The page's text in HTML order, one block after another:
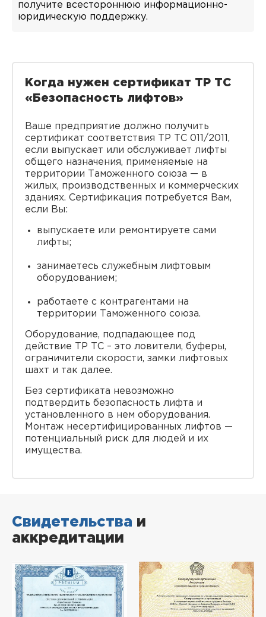
получите всестороннюю информационно-
юридическую поддержку.
Когда нужен сертификат ТР ТС
«Безопасность лифтов»
Ваше предприятие должно получить
сертификат соответствия ТР ТС 011/2011,
если выпускает или обслуживает лифты
общего назначения, применяемые на
территории Таможенного союза — в
жилых, производственных и коммерческих
зданиях. Сертификация потребуется Вам,
если Вы:
выпускаете или ремонтируете сами
лифты;
занимаетесь служебным лифтовым
оборудованием;
работаете с контрагентами на
территории Таможенного союза.
Оборудование, подпадающее под
действие ТР ТС – это ловители, буферы,
ограничители скорости, замки лифтовых
шахт и так далее.
Без сертификата невозможно
подтвердить безопасность лифта и
установленного в нeм оборудования.
Монтаж несертифицированных лифтов —
потенциальный риск для людей и их
имущества.
Свидетельства и
аккредитации